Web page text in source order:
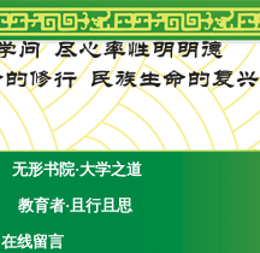
无形书院·大学之道
教育者·且行且思
在线留言